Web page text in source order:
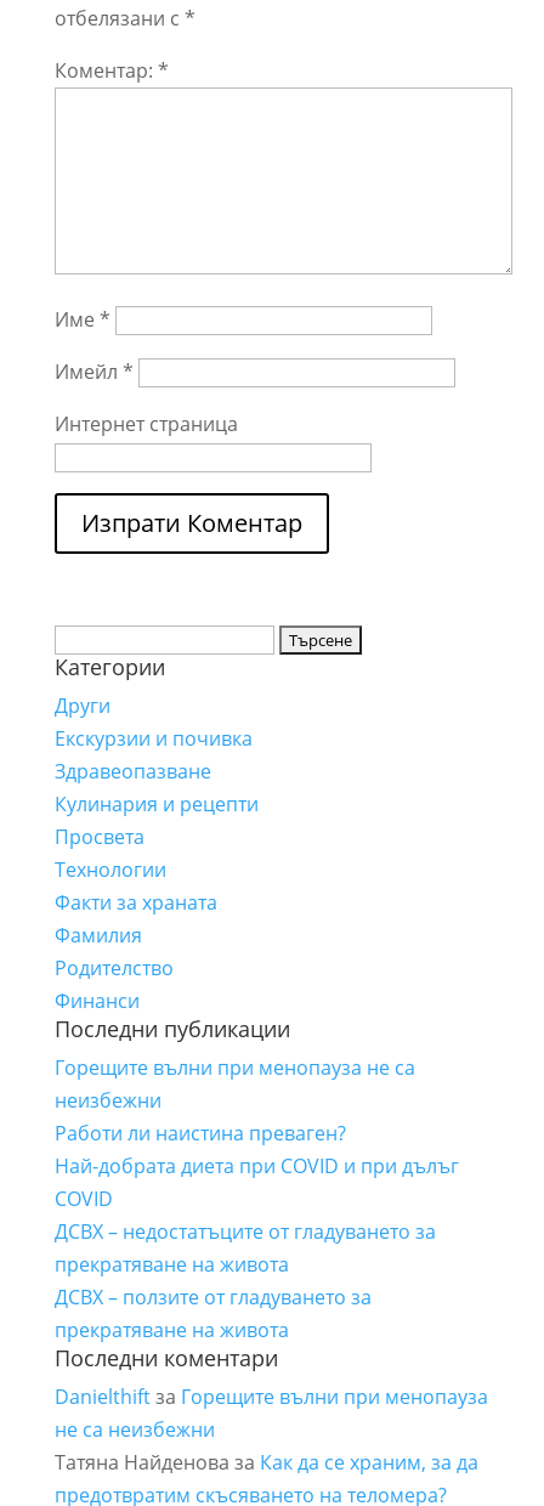
отбелязани с *
Коментар: *
Име *
Имейл *
Интернет страница
за:
Категории
Други
Екскурзии и почивка
Здравеопазване
Кулинария и рецепти
Просвета
Технологии
Факти за храната
Фамилия
Родителство
Финанси
Последни публикации
Горещите вълни при менопауза не са
неизбежни
Работи ли наистина преваген?
Най-добрата диета при COVID и при дълъг
COVID
ДСВХ – недостатъците от гладуването за
прекратяване на живота
ДСВХ – ползите от гладуването за
прекратяване на живота
Последни коментари
Danielthiftза Горещите вълни при менопауза
не са неизбежни
Татяна Найденова за Как да се храним, за да
предотвратим скъсяването на теломера?